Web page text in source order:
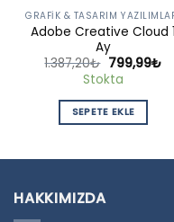
GRAFIK & TASARIM
Adobe Creative Cloud 1
Ay
1.387,20₺ Orijinal
fiyat:
1.387,20₺.
799,99₺Şu
Stokta
SEPETE EKLE
HAKKIMIZDA